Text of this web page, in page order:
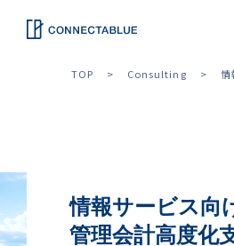
TOP Consulting 情
情報サービス向
管理会計高度化